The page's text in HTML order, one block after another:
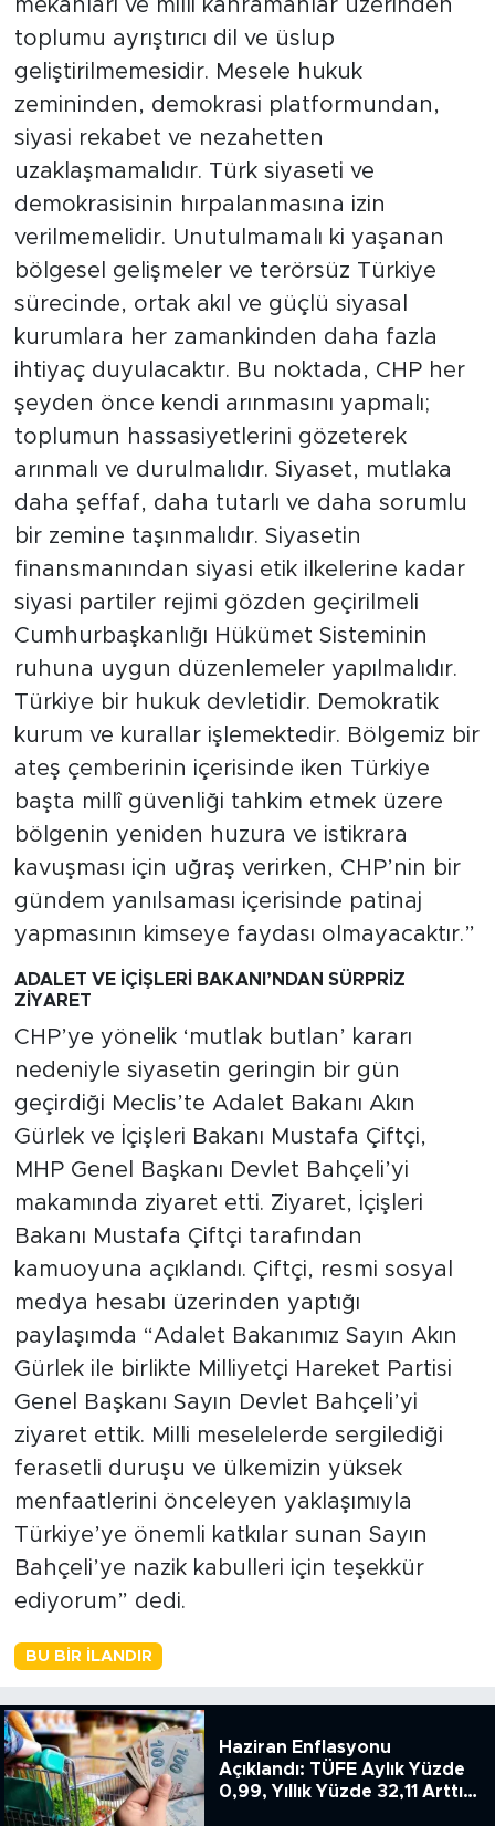
mekânları ve millî kahramanlar üzerinden
toplumu ayrıştırıcı dil ve üslup
geliştirilmemesidir. Mesele hukuk
zemininden, demokrasi platformundan,
siyasi rekabet ve nezahetten
uzaklaşmamalıdır. Türk siyaseti ve
demokrasisinin hırpalanmasına izin
verilmemelidir. Unutulmamalı ki yaşanan
bölgesel gelişmeler ve terörsüz Türkiye
sürecinde, ortak akıl ve güçlü siyasal
kurumlara her zamankinden daha fazla
ihtiyaç duyulacaktır. Bu noktada, CHP her
şeyden önce kendi arınmasını yapmalı;
toplumun hassasiyetlerini gözeterek
arınmalı ve durulmalıdır. Siyaset, mutlaka
daha şeffaf, daha tutarlı ve daha sorumlu
bir zemine taşınmalıdır. Siyasetin
finansmanından siyasi etik ilkelerine kadar
siyasi partiler rejimi gözden geçirilmeli
Cumhurbaşkanlığı Hükümet Sisteminin
ruhuna uygun düzenlemeler yapılmalıdır.
Türkiye bir hukuk devletidir. Demokratik
kurum ve kurallar işlemektedir. Bölgemiz bir
ateş çemberinin içerisinde iken Türkiye
başta millî güvenliği tahkim etmek üzere
bölgenin yeniden huzura ve istikrara
kavuşması için uğraş verirken, CHP’nin bir
gündem yanılsaması içerisinde patinaj
yapmasının kimseye faydası olmayacaktır.”
ADALET VE İÇİŞLERİ BAKANI’NDAN SÜRPRİZ
ZİYARET
CHP’ye yönelik ‘mutlak butlan’ kararı
nedeniyle siyasetin geringin bir gün
geçirdiği Meclis’te Adalet Bakanı Akın
Gürlek ve İçişleri Bakanı Mustafa Çiftçi,
MHP Genel Başkanı Devlet Bahçeli’yi
makamında ziyaret etti. Ziyaret, İçişleri
Bakanı Mustafa Çiftçi tarafından
kamuoyuna açıklandı. Çiftçi, resmi sosyal
medya hesabı üzerinden yaptığı
paylaşımda “Adalet Bakanımız Sayın Akın
Gürlek ile birlikte Milliyetçi Hareket Partisi
Genel Başkanı Sayın Devlet Bahçeli’yi
ziyaret ettik. Milli meselelerde sergilediği
ferasetli duruşu ve ülkemizin yüksek
menfaatlerini önceleyen yaklaşımıyla
Türkiye’ye önemli katkılar sunan Sayın
Bahçeli’ye nazik kabulleri için teşekkür
ediyorum” dedi.
BU BIR İLANDIR
Haziran Enflasyonu
Açıklandı: TÜFE Aylık Yüzde
0,99, Yıllık Yüzde 32,11 Arttı,